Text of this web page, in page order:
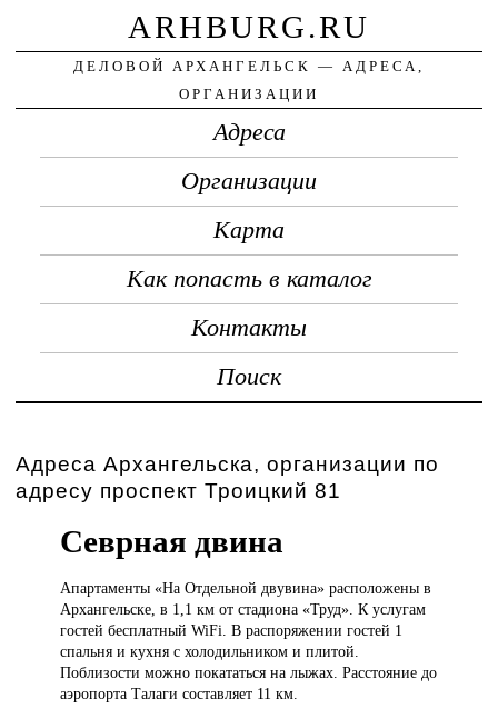
ARHBURG.RU
ДЕЛОВОЙ АРХАНГЕЛЬСК — АДРЕСА,
ОРГАНИЗАЦИИ
Адреса
Организации
Карта
Как попасть в каталог
Контакты
Поиск
Адреса Архангельска, организации по
адресу проспект Троицкий 81
Севрная двина
Апартаменты «НаОтдельной двувина» расположены в
Архангельске, в 1,1 км от стадиона «Труд». К услугам
гостей бесплатный WiFi. В распоряжении гостей 1
спальня и кухня с холодильником и плитой.
Поблизости можно покататься на лыжах. Расстояние до
аэропорта Талаги составляет 11 км.